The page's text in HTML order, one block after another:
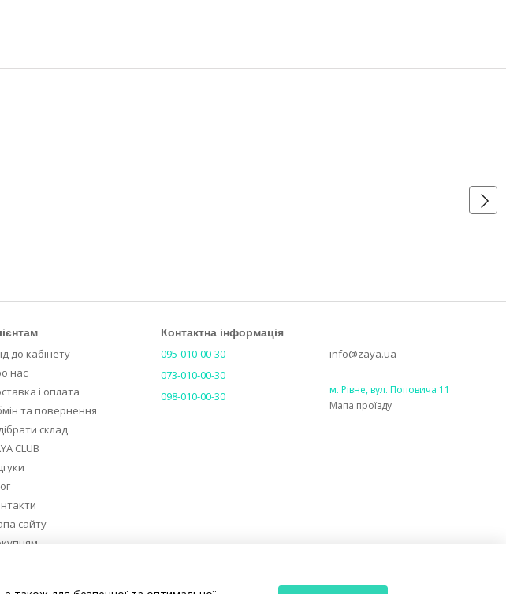
до кабінету
нас
і оплата
та повернення
склад
CLUB
сайту
Контактна інформація
095-010-00-30
073-010-00-30
098-010-00-30
info@zaya.ua
м. Рівне, вул. Поповича 11
Мапа проїзду